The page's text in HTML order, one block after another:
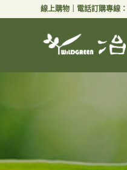
線上購物 ｜電話訂購專線：